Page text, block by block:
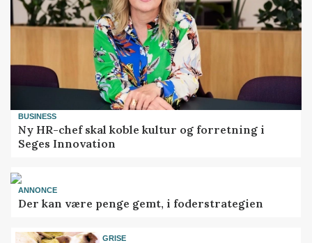
BUSINESS
Ny HR-chef skal koble kultur og forretning i
Seges Innovation
ANNONCE
Der kan være penge gemt, i foderstrategien
GRISE